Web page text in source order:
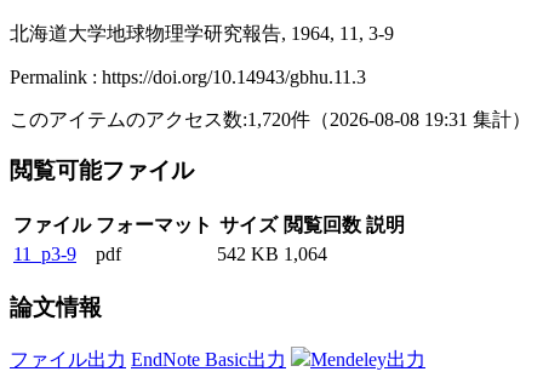
北海道大学地球物理学研究報告, 1964, 11, 3-9
Permalink : https://doi.org/10.14943/gbhu.11.3
このアイテムのアクセス数:1,720件 （2026-08-08 19:31 集計）
閲覧可能ファイル
ファイル フォーマット サイズ 閲覧回数 説明
11_p3-9
pdf 542 KB 1,064
論文情報
ファイル出力 EndNote Basic出力 Mendeley出力